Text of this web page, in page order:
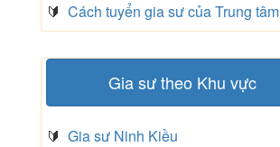
🔰 Cách tuyển gia sư của Trung tâm
Gia sư theo Khu vực
🔰 Gia sư Ninh Kiều